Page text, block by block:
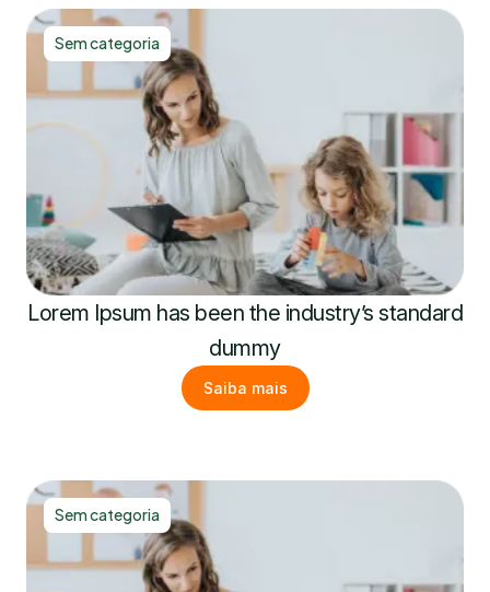
Sem categoria
Lorem Ipsum has been the industry’s standard
dummy
Saiba mais
Sem categoria